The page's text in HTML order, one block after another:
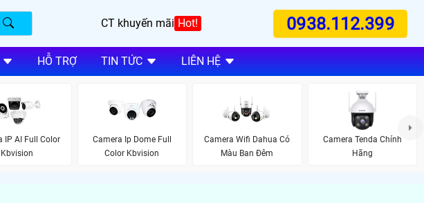
CT khuyến mãi Hot! 0938.112.399
HỖ TRỢ TIN TỨC LIÊN HỆ
IP AI Full Color
Kbvision
Camera Ip Dome Full
Color Kbvision
Camera Wifi Dahua Có
Màu Ban Đêm
Camera Tenda Chính
Hãng